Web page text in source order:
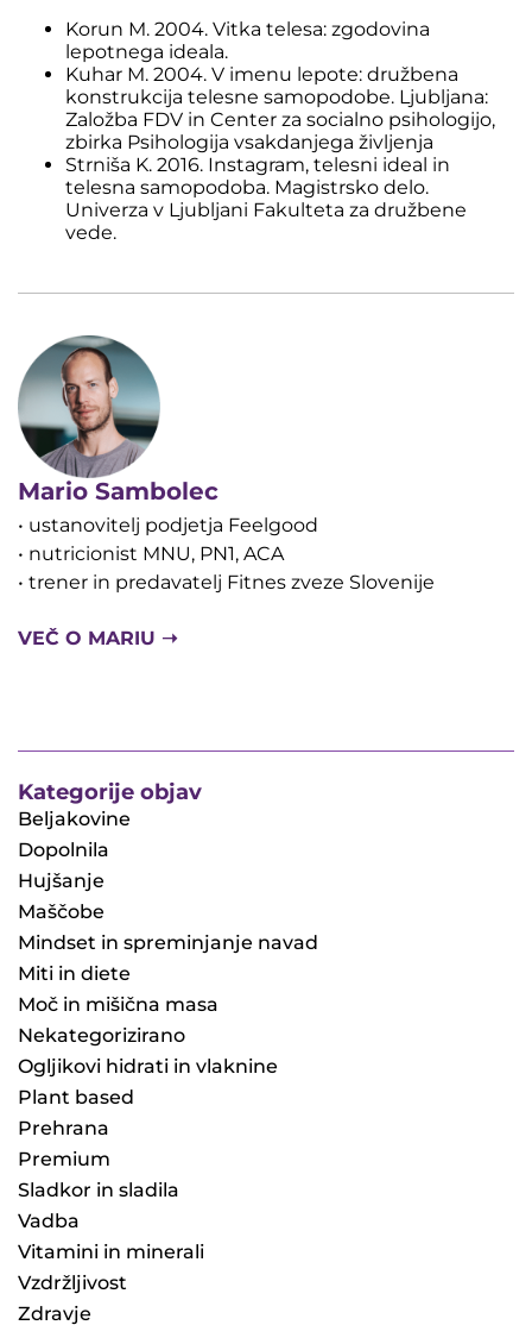
Korun M. 2004. Vitka telesa: zgodovina
lepotnega ideala.
Kuhar M. 2004. V imenu lepote: družbena
konstrukcija telesne samopodobe. Ljubljana:
Založba FDV in Center za socialno psihologijo,
zbirka Psihologija vsakdanjega življenja
Strniša K. 2016. Instagram, telesni ideal in
telesna samopodoba. Magistrsko delo.
Univerza v Ljubljani Fakulteta za družbene
vede.
Mario Sambolec
• ustanovitelj podjetja Feelgood
• nutricionist MNU, PN1, ACA
• trener in predavatelj Fitnes zveze Slovenije
VEČ O MARIU ➝
Kategorije objav
Beljakovine
Dopolnila
Hujšanje
Maščobe
Mindset in spreminjanje navad
Miti in diete
Moč in mišična masa
Nekategorizirano
Ogljikovi hidrati in vlaknine
Plant based
Prehrana
Premium
Sladkor in sladila
Vadba
Vitamini in minerali
Vzdržljivost
Zdravje